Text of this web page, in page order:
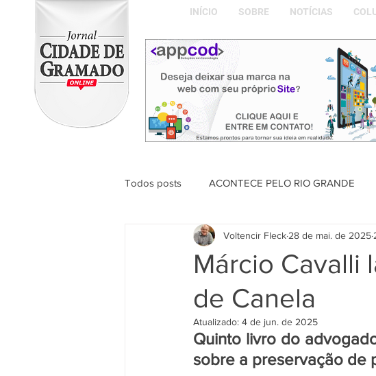
INÍCIO SOBRE NOTÍCIAS
Todos posts ACONTECE PELO RIO GRANDE
ABDON BARRETTO FILHO SAÚDE
Naíla Gonçalves Dalavia
Márcio Cavalli
de Canela
Voltencir Fleck 28 de mai. de 2025
Atualizado: 4 de jun. de 2025
Quinto livro do
sobre a preservação de